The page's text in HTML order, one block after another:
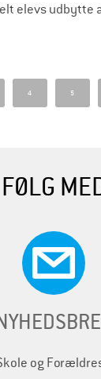
elevs udbytte
4 5
FØLG
og